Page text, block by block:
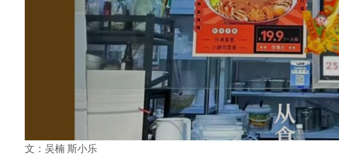
文：吴楠 斯小乐